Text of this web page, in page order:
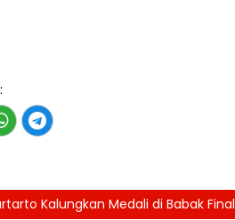
Kalungkan Medali di Babak Final